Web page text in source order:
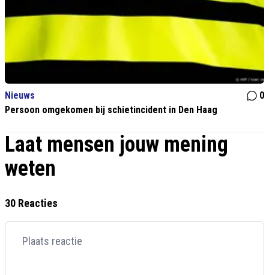
Nieuws
0
Persoon omgekomen bij schietincident in Den Haag
Laat mensen jouw mening
weten
30 Reacties